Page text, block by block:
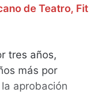
de Teatro, Fit
tres años,
más por
aprobación